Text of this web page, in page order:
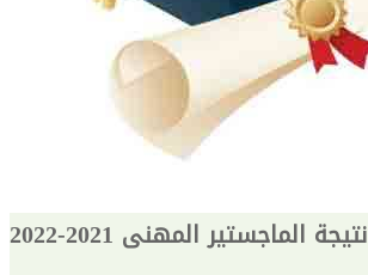
نتيجة الماجستير المهنى 2021-2022